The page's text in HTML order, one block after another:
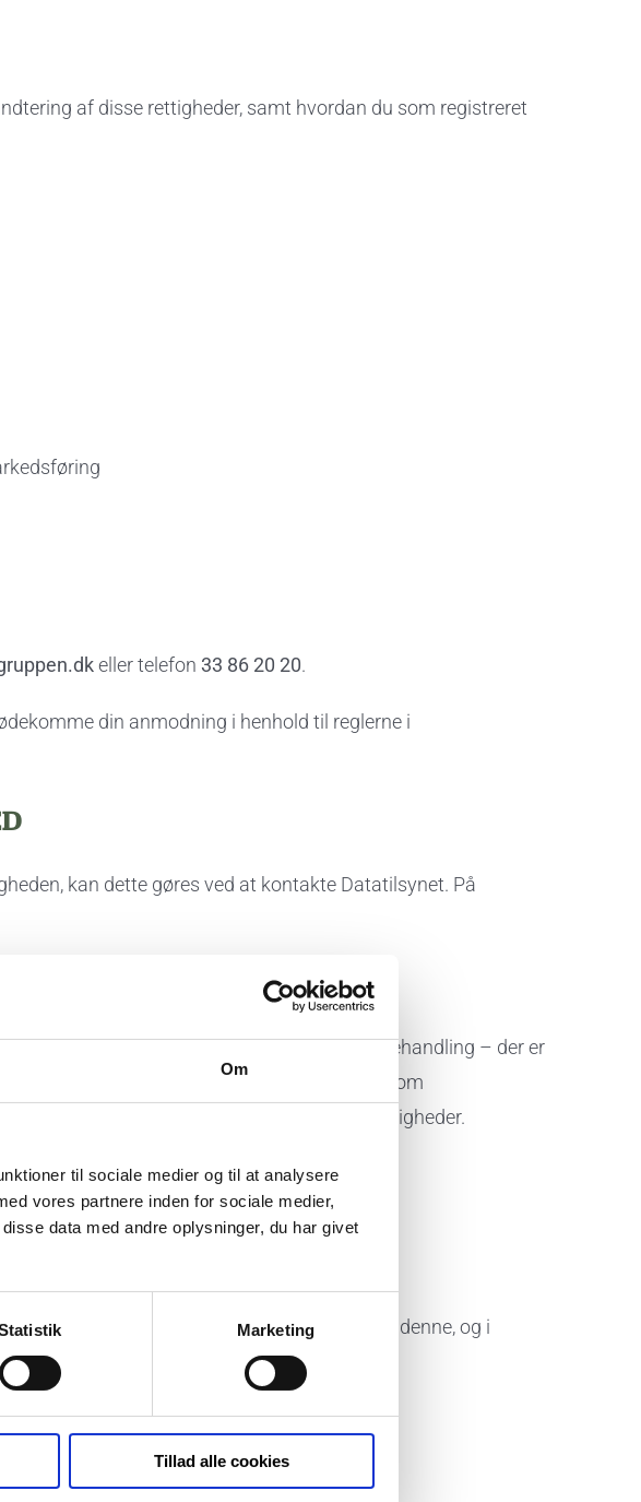
Om
til sociale medier og til at analysere
vores partnere inden for sociale medier,
data med andre oplysninger, du har givet
Marketing
Tillad alle cookies
af disse rettigheder, samt hvordan du som registreret
eller telefon 33 86 20 20.
din anmodning i henhold til reglerne i
kan dette gøres ved at kontakte Datatilsynet. På
personoplysningerne eller begrænsning af behandling – der er
den dataansvarlige alle modtagere, som
af parterne for at sikre den registreredes rettigheder.
AF
til opfyldelse af kontrakt eller forberedelse af denne, og i
interesser.